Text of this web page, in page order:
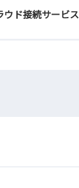
ウド接続サービス